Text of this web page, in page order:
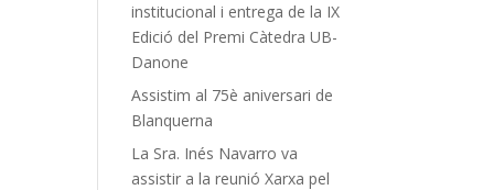
institucional i entrega de la IX
Edició del Premi Càtedra UB-
Danone
Assistim al 75è aniversari de
Blanquerna
La Sra. Inés Navarro va
assistir a la reunió Xarxa pel